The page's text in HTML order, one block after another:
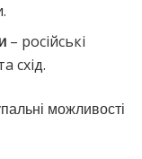
– російські
схід.
можливості